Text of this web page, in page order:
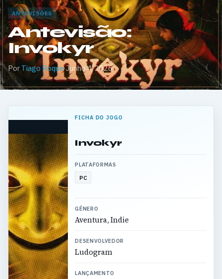
ANTEVISÕES
Antevisão:
Invokyr
Por Tiago Roque·Junho 4, 2026
FICHA DO JOGO
Invokyr
PLATAFORMAS
PC
GÉNERO
Aventura, Indie
DESENVOLVEDOR
Ludogram
LANÇAMENTO